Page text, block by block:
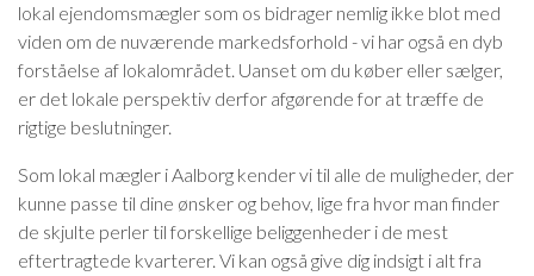
lokal ejendomsmægler som os bidrager nemlig ikke blot med
viden om de nuværende markedsforhold - vi har også en dyb
forståelse af lokalområdet. Uanset om du køber eller sælger,
er det lokale perspektiv derfor afgørende for at træffe de
rigtige beslutninger.
Som lokal mægler i Aalborg kender vi til alle de muligheder, der
kunne passe til dine ønsker og behov, lige fra hvor man finder
de skjulte perler til forskellige beliggenheder i de mest
eftertragtede kvarterer. Vi kan også give dig indsigt i alt fra